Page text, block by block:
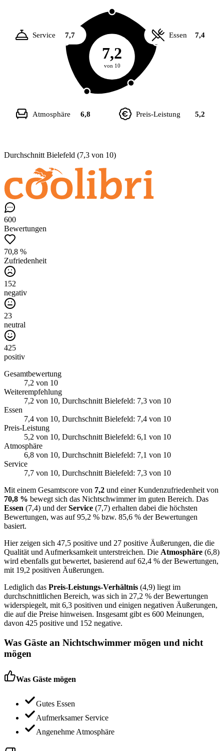
7,2
von 10
Essen 7,4
Preis-Leistung 5,2
Atmosphäre 6,8
Service 7,7
Durchschnitt Bielefeld (7,3 von 10)
600
Bewertungen
70,8 %
Zufriedenheit
152
negativ
23
neutral
425
positiv
Gesamtbewertung
7,2 von 10
Weiterempfehlung
7,2 von 10, Durchschnitt Bielefeld: 7,3 von 10
Essen
7,4 von 10, Durchschnitt Bielefeld: 7,4 von 10
Preis-Leistung
5,2 von 10, Durchschnitt Bielefeld: 6,1 von 10
Atmosphäre
6,8 von 10, Durchschnitt Bielefeld: 7,1 von 10
Service
7,7 von 10, Durchschnitt Bielefeld: 7,3 von 10
Mit einem Gesamtscore von 7,2 und einer Kundenzufriedenheit von
70,8 % bewegt sich das Nichtschwimmer im guten Bereich. Das
Essen (7,4) und derService (7,7) erhalten dabei die höchsten
Bewertungen, was auf 95,2 % bzw. 85,6 % der Bewertungen
basiert.
Hier zeigen sich 47,5 positive und 27 positive Äußerungen, die die
Qualität und Aufmerksamkeit unterstreichen. Die Atmosphäre (6,8)
wird ebenfalls gut bewertet, basierend auf 62,4 % der Bewertungen,
mit 19,2 positiven Äußerungen.
Lediglich das Preis-Leistungs-Verhältnis (4,9) liegt im
durchschnittlichen Bereich, was sich in 27,2 % der Bewertungen
widerspiegelt, mit 6,3 positiven und einigen negativen Äußerungen,
die auf die Preise hinweisen. Insgesamt gibt es 600 Meinungen,
davon 425 positive und 152 negative.
Was Gäste an Nichtschwimmer mögen und nicht
mögen
Was Gäste mögen
Gutes Essen
Aufmerksamer Service
Angenehme Atmosphäre